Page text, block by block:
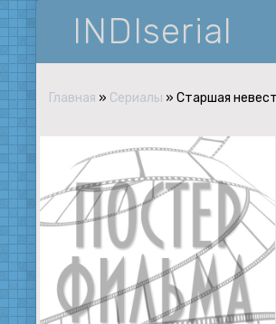
INDIserial
Главная » Сериалы » Старшая